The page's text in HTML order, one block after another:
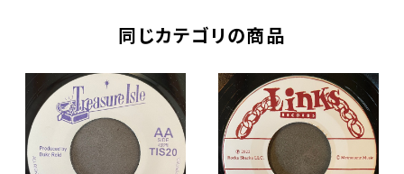
同じカテゴリの商品